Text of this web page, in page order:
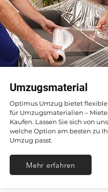
Umzugsmaterial
Optimus Umzug bietet
für Umzugsmaterialien –
Kaufen. Lassen Sie sich von
welche Option am besten zu
Umzug passt.
Mehr erfahren